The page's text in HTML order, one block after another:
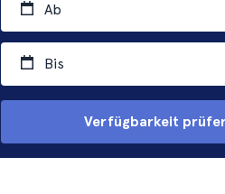
Ab
Bis
Verfügbarkeit